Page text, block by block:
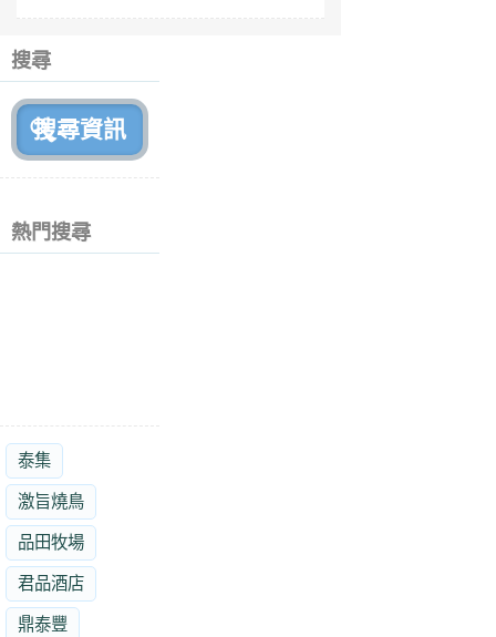
搜尋
熱門搜尋
泰集
激旨燒鳥
品田牧場
君品酒店
鼎泰豐